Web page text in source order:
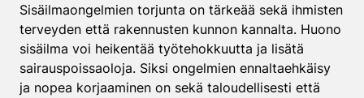
Sisäilmaongelmien torjunta on tärkeää sekä ihmisten
terveyden että rakennusten kunnon kannalta. Huono
sisäilma voi heikentää työtehokkuutta ja lisätä
sairauspoissaoloja. Siksi ongelmien ennaltaehkäisy
ja nopea korjaaminen on sekä taloudellisesti että